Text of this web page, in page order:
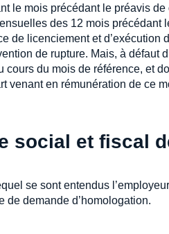
le mois précédant le préavis de
des 12 mois précédant
de licenciement et d’exécution
de rupture. Mais, à défaut
du mois de référence, et
venant en rémunération de ce
social et fiscal
se sont entendus
de demande d’homologation.